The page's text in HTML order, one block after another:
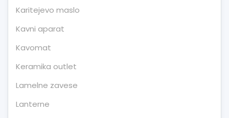
Karitejevo maslo
Kavni aparat
Kavomat
Keramika outlet
Lamelne zavese
Lanterne